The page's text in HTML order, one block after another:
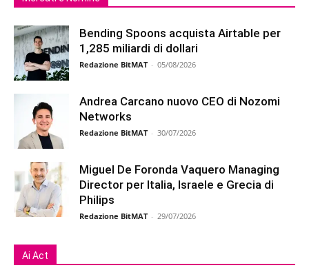
Bending Spoons acquista Airtable per
1,285 miliardi di dollari
Redazione BitMAT - 05/08/2026
Andrea Carcano nuovo CEO di Nozomi
Networks
Redazione BitMAT - 30/07/2026
Miguel De Foronda Vaquero Managing
Director per Italia, Israele e Grecia di
Philips
Redazione BitMAT - 29/07/2026
Ai Act